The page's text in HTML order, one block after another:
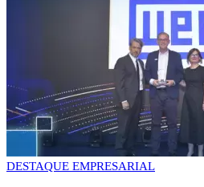
DESTAQUE EMPRESARIAL